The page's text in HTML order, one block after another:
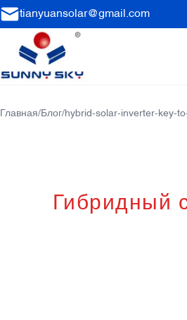
tianyuansolar@gmail.com
Главная/Блог/hybrid-solar-inverter-key-
Гибридный